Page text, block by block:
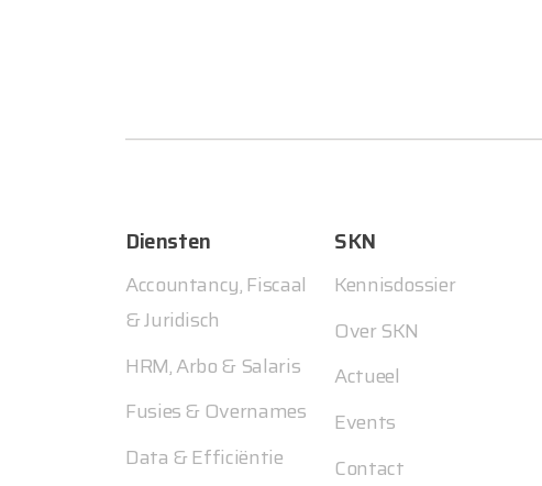
Diensten
Accountancy, Fiscaal
& Juridisch
HRM, Arbo & Salaris
Fusies & Overnames
Data & Efficiëntie
SKN
Kennisdossier
Over SKN
Actueel
Events
Contact